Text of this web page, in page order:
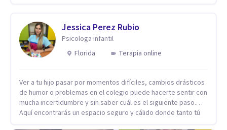
para ayudarte a recuperar tu bienestar emocional. Terapia
Individual, de Pareja y Familiar: Trabajamos contigo y tus
seres queridos para fortalecer las relaciones y mejorar la
dinámica familiar. Evaluaciones Psicológicas y Terapias
Terapia de exposición Terapia de juego para niños
Tratamiento de Traumas y Trastornos de Estrés
Postraumático: Ofrecemos apoyo psicológico para ayudarte
a superar experiencias traumáticas y mejorar tu calidad de
Jessica Perez Rubio
Psicologa infantil
Florida
Terapia online
Ver a tu hijo pasar por momentos difíciles, cambios drásticos
de humor o problemas en el colegio puede hacerte sentir con
mucha incertidumbre y sin saber cuál es el siguiente paso.
Aquí encontrarás un espacio seguro y cálido donde tanto tú